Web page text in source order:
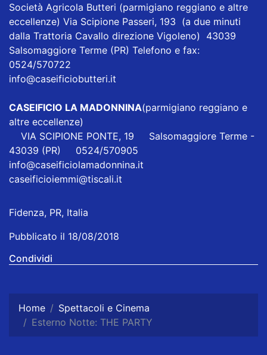
Società Agricola Butteri (parmigiano reggiano e altre
eccellenze) Via Scipione Passeri, 193 (a due minuti
dalla Trattoria Cavallo direzione Vigoleno) 43039
Salsomaggiore Terme (PR) Telefono e fax:
0524/570722
info@caseificiobutteri.it
CASEIFICIO LA MADONNINA(parmigiano reggiano e
altre eccellenze)
VIA SCIPIONE PONTE, 19 Salsomaggiore Terme -
43039 (PR) 0524/570905
info@caseificiolamadonnina.it
caseificioiemmi@tiscali.it
Fidenza, PR, Italia
Pubblicato il 18/08/2018
Condividi
Home
Spettacoli e Cinema
Esterno Notte: THE PARTY